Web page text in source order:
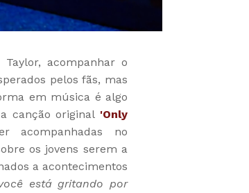
acompanhar o
pelos fãs, mas
em música é algo
canção original 'Only
acompanhadas no
os jovens serem a
a acontecimentos
está gritando por